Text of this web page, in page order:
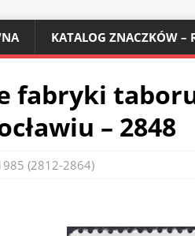
KATALOG ZNACZKÓW –
fabryki
– 2848
(2812-2864)